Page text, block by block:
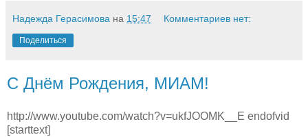
Надежда Герасимова на 15:47 Комментариев нет:
Поделиться
С Днём Рождения, МИАМ!
http://www.youtube.com/watch?v=ukfJOOMK__E endofvid
[starttext]